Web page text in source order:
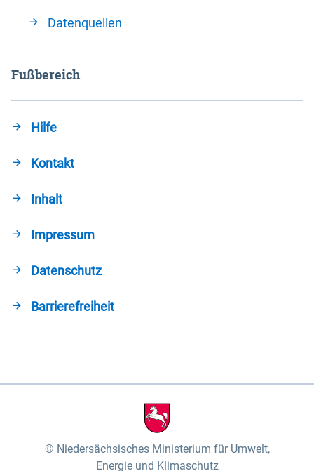
Datenquellen
Fußbereich
Hilfe
Kontakt
Inhalt
Impressum
Datenschutz
Barrierefreiheit
Niedersächsisches Ministerium für Umwelt,
Energie und Klimaschutz